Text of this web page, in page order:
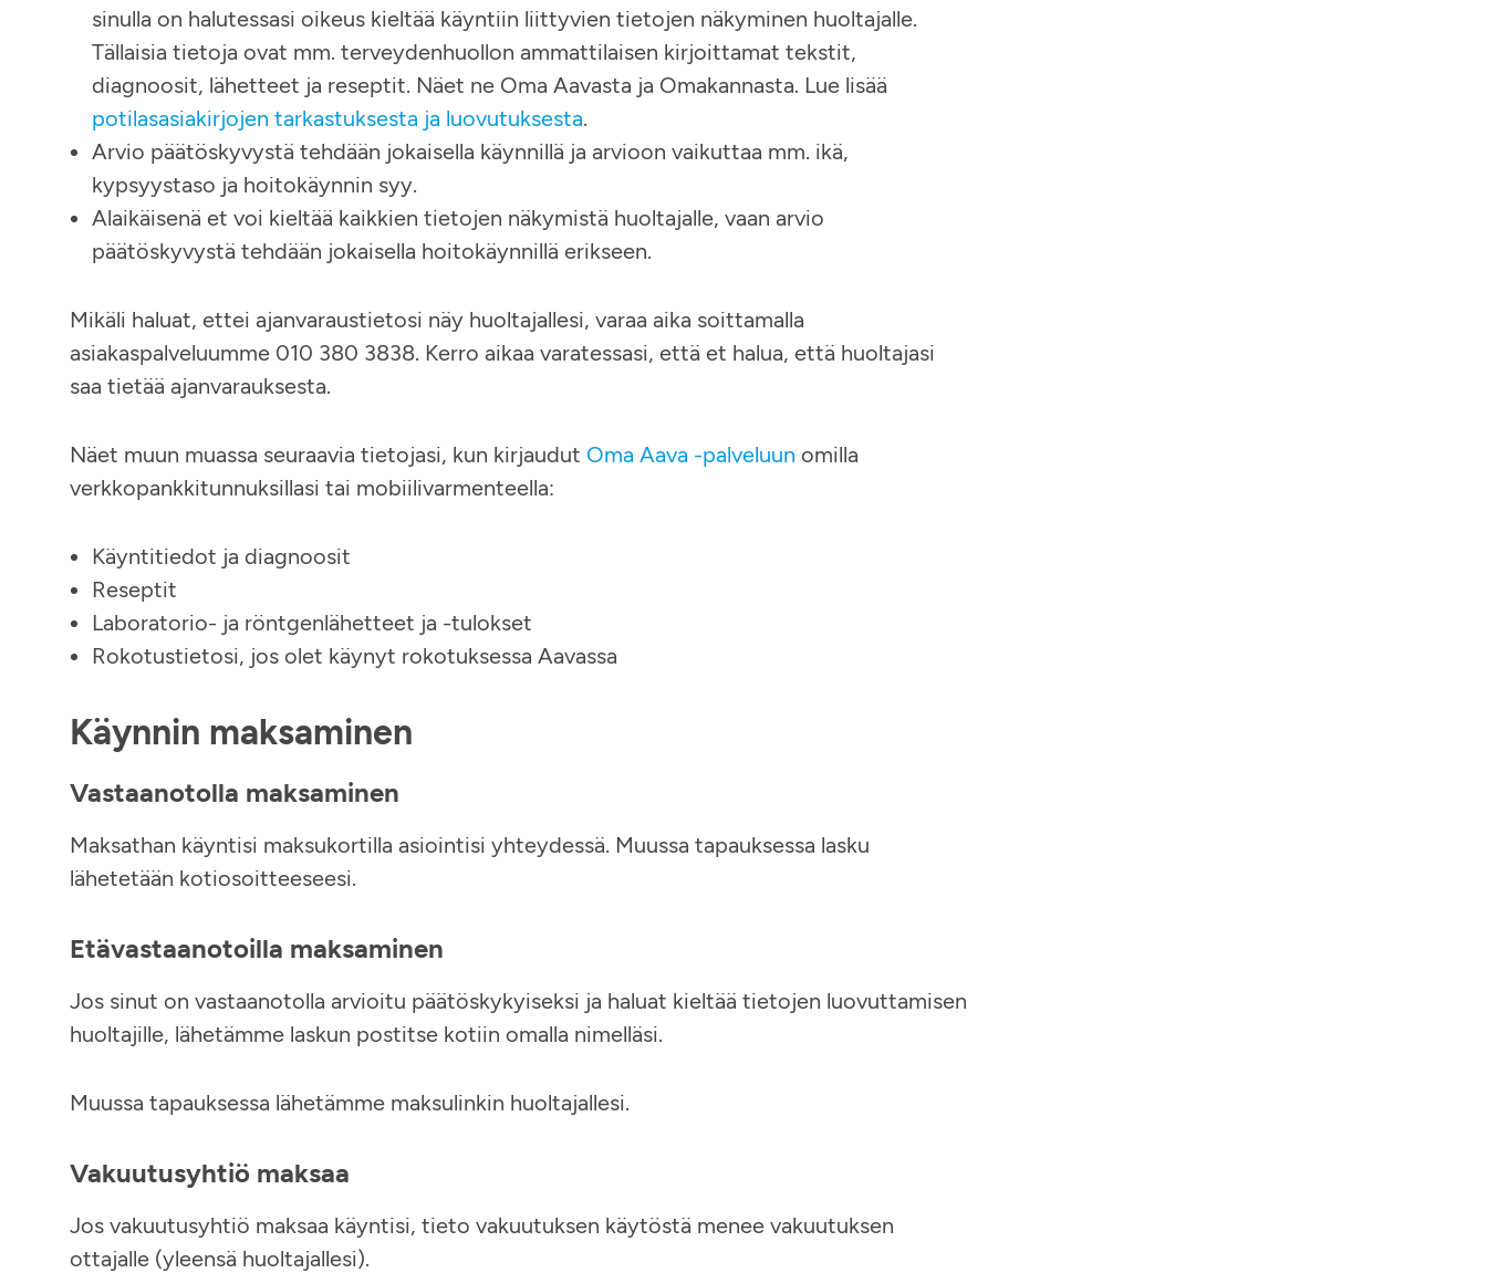
sinulla on halutessasi oikeus kieltää käyntiin liittyvien tietojen näkyminen huoltajalle.
Tällaisia tietoja ovat mm. terveydenhuollon ammattilaisen kirjoittamat tekstit,
diagnoosit, lähetteet ja reseptit. Näet ne Oma Aavasta ja Omakannasta. Lue lisää
potilasasiakirjojen tarkastuksesta ja luovutuksesta.
Arvio päätöskyvystä tehdään jokaisella käynnillä ja arvioon vaikuttaa mm. ikä,
kypsyystaso ja hoitokäynnin syy.
Alaikäisenä et voi kieltää kaikkien tietojen näkymistä huoltajalle, vaan arvio
päätöskyvystä tehdään jokaisella hoitokäynnillä erikseen.
Mikäli haluat, ettei ajanvaraustietosi näy huoltajallesi, varaa aika soittamalla
asiakaspalveluumme 010 380 3838. Kerro aikaa varatessasi, että et halua, että huoltajasi
saa tietää ajanvarauksesta.
Näet muun muassa seuraavia tietojasi, kun kirjaudut Oma Aava -palveluun omilla
verkkopankkitunnuksillasi tai mobiilivarmenteella:
Käyntitiedot ja diagnoosit
Reseptit
Laboratorio- ja röntgenlähetteet ja -tulokset
Rokotustietosi, jos olet käynyt rokotuksessa Aavassa
Käynnin maksaminen
Vastaanotolla maksaminen
Maksathan käyntisi maksukortilla asiointisi yhteydessä. Muussa tapauksessa lasku
lähetetään kotiosoitteeseesi.
Etävastaanotoilla maksaminen
Jos sinut on vastaanotolla arvioitu päätöskykyiseksi ja haluat kieltää tietojen luovuttamisen
huoltajille, lähetämme laskun postitse kotiin omalla nimelläsi.
Muussa tapauksessa lähetämme maksulinkin huoltajallesi.
Vakuutusyhtiö maksaa
Jos vakuutusyhtiö maksaa käyntisi, tieto vakuutuksen käytöstä menee vakuutuksen
ottajalle (yleensä huoltajallesi).